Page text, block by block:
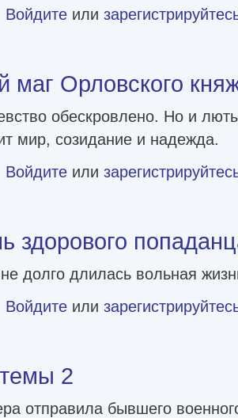
галактики будет моим! [СИ]
Войдите или
маг Орловского
обескровлено. Но и
мир, созидание и надежда.
маг Орловского княжества 12
Войдите или
здорового
долго длилась вольная
Жизнь здорового попаданца. Книга 2
Войдите или
2
отправила бывшего